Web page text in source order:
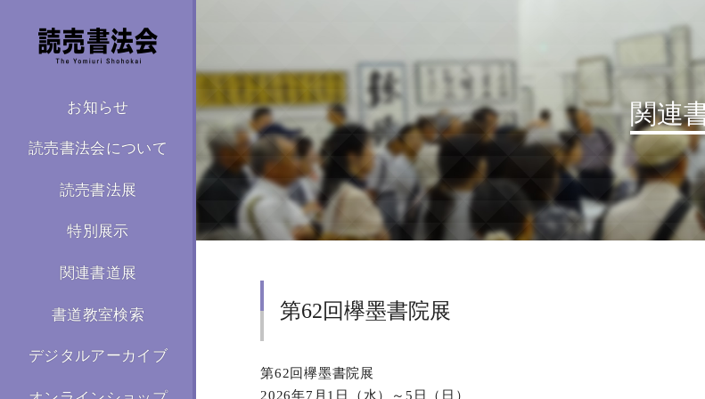
お知らせ
読売書法会について
読売書法展
特別展示
関連書道展
書道教室検索
デジタルアーカイブ
関連
第62回欅墨書院展
第62回欅墨書院展
2026年7月1日（水）～5日（日）
お知らせ
読売書法会について
読売書法展